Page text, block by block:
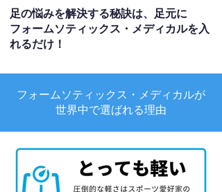
足の悩みを解決する秘訣は、足元に
フォームソティックス・メディカルを入
れるだけ！
フォームソティックス・メディカルが
世界中で選ばれる理由